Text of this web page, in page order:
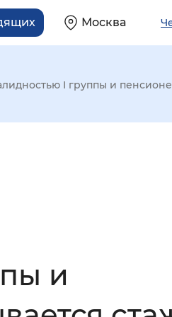
Москва
I группы и
и